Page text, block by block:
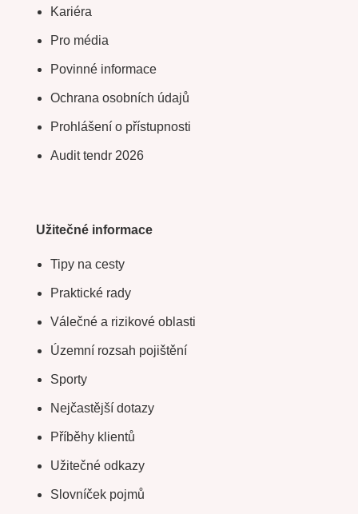
Kariéra
Pro média
Povinné informace
Ochrana osobních údajů
Prohlášení o přístupnosti
Audit tendr 2026
Užitečné informace
Tipy na cesty
Praktické rady
Válečné a rizikové oblasti
Územní rozsah pojištění
Sporty
Nejčastější dotazy
Příběhy klientů
Užitečné odkazy
Slovníček pojmů